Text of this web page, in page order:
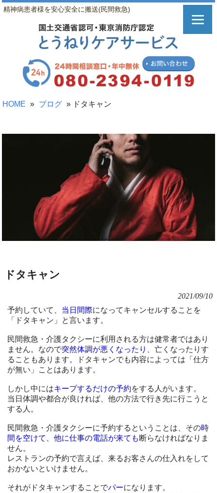
精神病患者様を安心安全に搬送(民間救急)
HOME » ブログ » ドタキャン
ドタキャン
2021/09/10
予約していて、 当日間際になってキャンセルすることを
「ドタキャン」と言います。
民間救急・介護タクシーに利用される方は健常者ではあり
ません。なので突然体調が悪くなったり
、亡くなったりす
ることもあります。ドタキャンでも内容によっては「仕方
が無い」ことはあります。
しかし中にはキープするだけの予約をする人がいます。
当日体調や都合が良ければ、他の方法で行き先に行こうと
する人。
民間救急・介護タクシーに予約するということは、その時
間を空けて
、他に仕事の電話が来ても 断らなければなりま
せん。
レストランの予約で言えば、来るお客さんの仕入れをして
おかないといけません。
それがドタキャンすることでパーになります。